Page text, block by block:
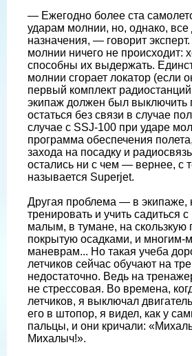
— Ежегодно более ста
ударам молнии, но, однако, все
назначения, — говорит
молнии ничего не происходит:
способны их выдержать.
молнии сгорает локатор (если
первый комплект
экипаж должен был выключить
остаться без связи в случае
случае с SSJ-100 при ударе
программа обеспечения
захода на посадку и
остались ни с чем — вернее, с
называется Superjet.
Другая проблема — в экипаже,
тренировать и учить садиться
малым, в тумане, на скользкую
покрытую осадками, и многим-
маневрам... Но такая учеба
летчиков сейчас обучают на
недостаточно. Ведь на
не стрессовая. Во времена,
летчиков, я выключал
его в штопор, я видел, как у
пальцы, и они кричали:
Михалыч!».